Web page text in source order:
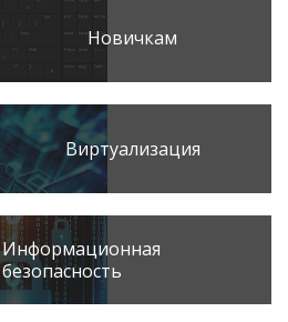
Новичкам
Виртуализация